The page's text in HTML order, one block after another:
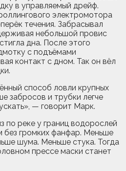
в управляемый дрейф.
электромотора
течения. Забрасывал
небольшой провис
дна. После этого
с подъёмами
контакт с дном. Так он вёл
способ ловли крупных
забросов и трубки легче
— говорит Марк.
по реке у границ водорослей
без громких фанфар. Меньше
шума. Меньше стука. Тогда
прессе маски станет